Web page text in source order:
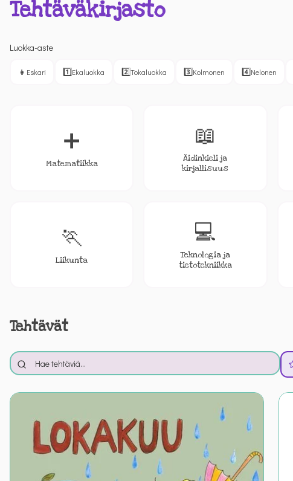
Tehtäväkirjasto
Luokka-aste
👧 Eskari 1️⃣Ekaluokka 2️⃣Tokaluokka 3️⃣Kolmonen 4️⃣Nelonen
➕
Matematiikka
📖
Äidinkieli ja
kirjallisuus
🏃
Liikunta
💻
Teknologia ja
tietotekniikka
Tehtävät